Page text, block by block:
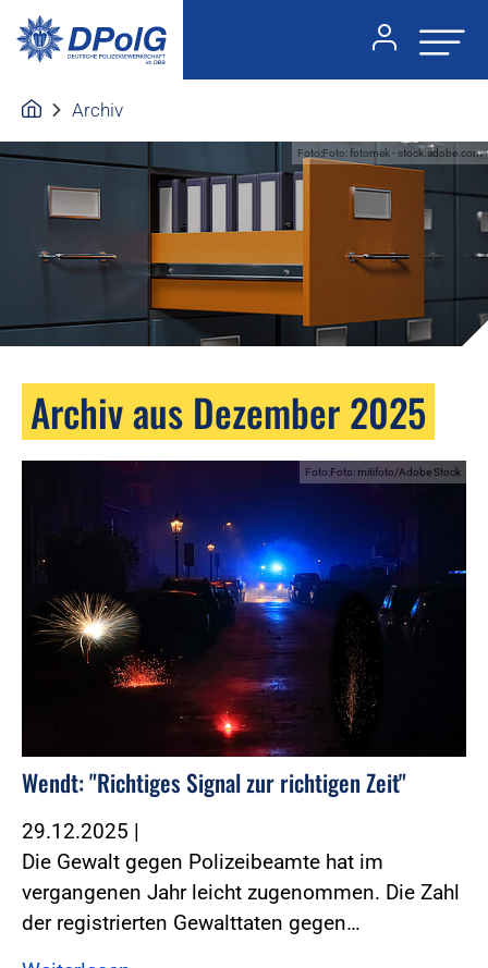
Archiv
Foto:Foto: fotomek - stock.adobe.com
Archiv aus Dezember 2025
Foto:Foto: mitifoto/Adobe Stock
Wendt: "Richtiges Signal zur richtigen Zeit"
29.12.2025 |
Die Gewalt gegen Polizeibeamte hat im
vergangenen Jahr leicht zugenommen. Die Zahl
der registrierten Gewalttaten gegen…